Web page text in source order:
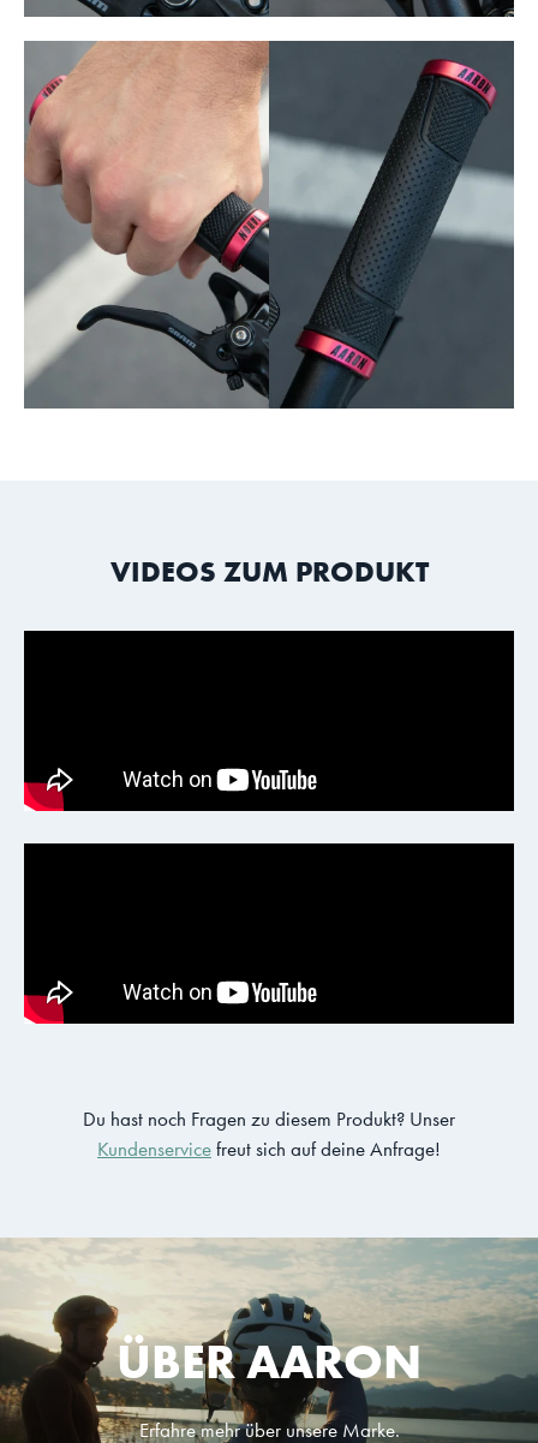
VIDEOS ZUM PRODUKT
Du hast noch Fragen zu diesem Produkt? Unser
Kundenservice freut sich auf deine Anfrage!
ÜBER AARON
Erfahre mehr über unsere Marke.